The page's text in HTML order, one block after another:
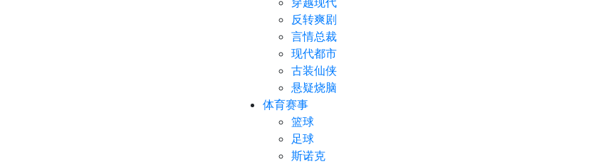
反转爽剧
言情总裁
现代都市
古装仙侠
悬疑烧脑
体育赛事
篮球
足球
斯诺克